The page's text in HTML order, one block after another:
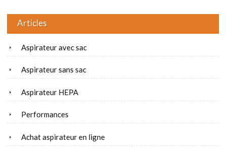
Articles
Aspirateur avec sac
Aspirateur sans sac
Aspirateur HEPA
Performances
Achat aspirateur en ligne